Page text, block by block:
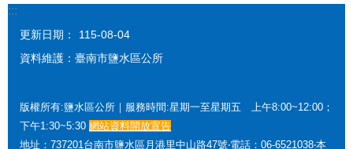
:::
更新日期：
115-08-04
資料維護：臺南市鹽水區公所
版權所有:鹽水區公所｜服務時間:星期一至星期五 上午8:00~12:00；
下午1:30~5:30 網站資料開放宣告
地址：737201台南市鹽水區月港里中山路47號‧電話：06-6521038‧本